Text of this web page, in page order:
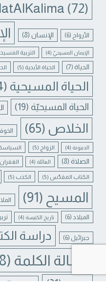
(72)
الأرواح (6) الإنسان(8)
الإيمان المسيحيّ (4) التربية
الحياة (7) الحياة الأبدية (5)
الحياة المسيحية (54)
الحياة المسيحيّة (19)
الخلاص (65)
الدينونة (4) الزواج (5)
الصلاة (8) العائلة (4) الغفران
الكتاب المقدّس (5) الكذب (5)
المسيح (91)
الميلاد (6) تاريخ الكنيسة (4)
جبرائيل (6) دراسة
رسالة الكلمة (108)
(31) يسوع